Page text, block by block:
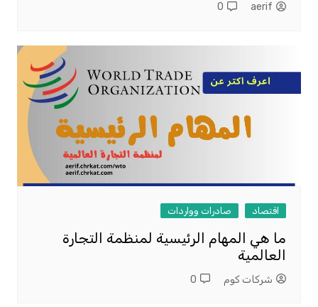
aerif
0
اقتصاد صادرات وواردات
ما هي المهام الرئيسية لمنظمة التجارة
العالمية
شركات كوم 0